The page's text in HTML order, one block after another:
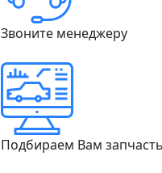
Звоните менеджеру
Подбираем Вам